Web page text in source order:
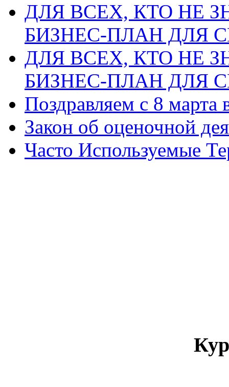
ДЛЯ ВСЕХ, КТО НЕ
БИЗНЕС-ПЛАН ДЛЯ
ДЛЯ ВСЕХ, КТО НЕ
БИЗНЕС-ПЛАН ДЛЯ
Поздравляем с 8
Закон об оценочной
Часто Используемые